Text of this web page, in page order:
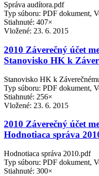
Správa audítora.pdf
Typ súboru: PDF dokument,
Stiahnuté: 407×
Vložené: 23. 6. 2015
2010 Záverečný účet
Stanovisko HK k
Stanovisko HK k
Typ súboru: PDF dokument,
Stiahnuté: 256×
Vložené: 23. 6. 2015
2010 Záverečný účet
Hodnotiaca správa
Hodnotiaca správa 2010.pdf
Typ súboru: PDF dokument,
Stiahnuté: 300×